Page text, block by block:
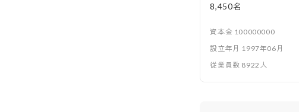
8,450名
資本金 100000000
設立年月 1997年06月
従業員数 8922 人